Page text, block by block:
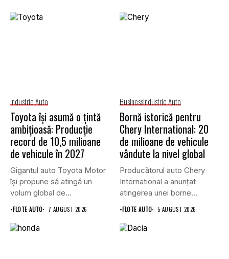
Industrie Auto
Toyota își asumă o țintă
ambițioasă: Producție
record de 10,5 milioane
de vehicule în 2027
Gigantul auto Toyota Motor
își propune să atingă un
volum global de...
•FLOTE AUTO 7 AUGUST 2026
BusinessIndustrie Auto
Bornă istorică pentru
Chery International: 20
de milioane de vehicule
vândute la nivel global
Producătorul auto Chery
International a anunțat
atingerea unei borne
istorice în industria...
•FLOTE AUTO 5 AUGUST 2026